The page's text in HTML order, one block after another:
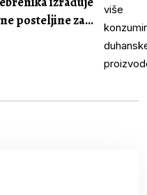
posteljine za...